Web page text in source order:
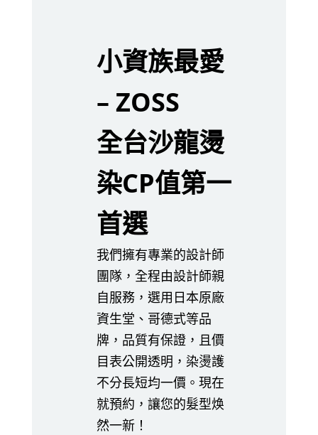
小資族最愛
– ZOSS
全台沙龍燙
染CP值第一
首選
我們擁有專業的設計師
團隊，全程由設計師親
自服務，選用日本原廠
資生堂、哥德式等品
牌，品質有保證，且價
目表公開透明，染燙護
不分長短均一價。現在
就預約，讓您的髮型焕
然一新！